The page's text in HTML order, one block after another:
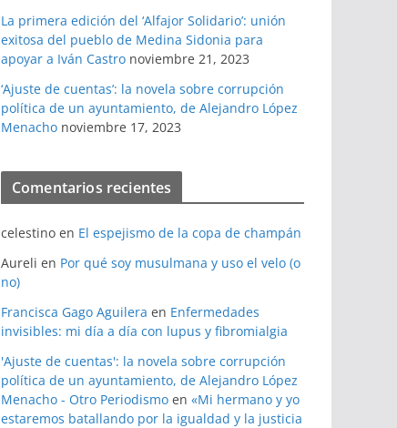
La primera edición del ‘Alfajor Solidario’: unión
exitosa del pueblo de Medina Sidonia para
apoyar a Iván Castro noviembre 21, 2023
‘Ajuste de cuentas’: la novela sobre corrupción
política de un ayuntamiento, de Alejandro López
Menacho noviembre 17, 2023
Comentarios recientes
celestino en El espejismo de la copa de champán
Aureli en Por qué soy musulmana y uso el velo (o
no)
Francisca Gago Aguilera en Enfermedades
invisibles: mi día a día con lupus y fibromialgia
'Ajuste de cuentas': la novela sobre corrupción
política de un ayuntamiento, de Alejandro López
Menacho - Otro Periodismo en «Mi hermano y yo
estaremos batallando por la igualdad y la justicia